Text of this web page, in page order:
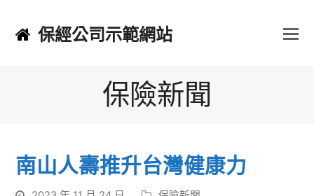
保經公司示範網站
保險新聞
南山人壽推升台灣健康力